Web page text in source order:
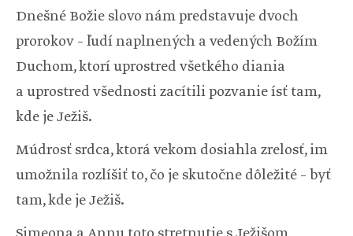
Dnešné Božie slovo nám predstavuje dvoch
prorokov – ľudí naplnených a vedených Božím
Duchom, ktorí uprostred všetkého diania
a uprostred všednosti zacítili pozvanie ísť tam,
kde je Ježiš.
Múdrosť srdca, ktorá vekom dosiahla zrelosť, im
umožnila rozlíšiť to, čo je skutočne dôležité – byť
tam, kde je Ježiš.